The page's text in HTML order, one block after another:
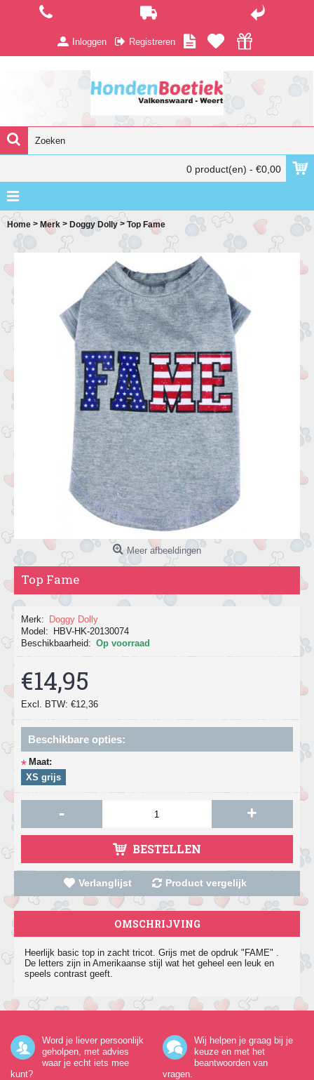
Inloggen Registreren
0 product(en) - €0,00
Home > Merk > Doggy Dolly >Top Fame
Meer afbeeldingen
Top Fame
Merk:
Doggy Dolly
Model:
HBV-HK-20130074
Beschikbaarheid: Op voorraad
€14,95
Excl. BTW: €12,36
Beschikbare opties:
* Maat:
XS grijs
- +
BESTELLEN
Verlanglijst Product vergelijk
OMSCHRIJVING
Heerlijk basic top in zacht tricot. Grijs met de opdruk "FAME" .
De letters zijn in Amerikaanse stijl wat het geheel een leuk en
speels contrast geeft.
Word je liever persoonlijk
geholpen, met advies
waar je echt iets mee
kunt?
Wij helpen je graag bij je
keuze en met het
beantwoorden van
vragen.